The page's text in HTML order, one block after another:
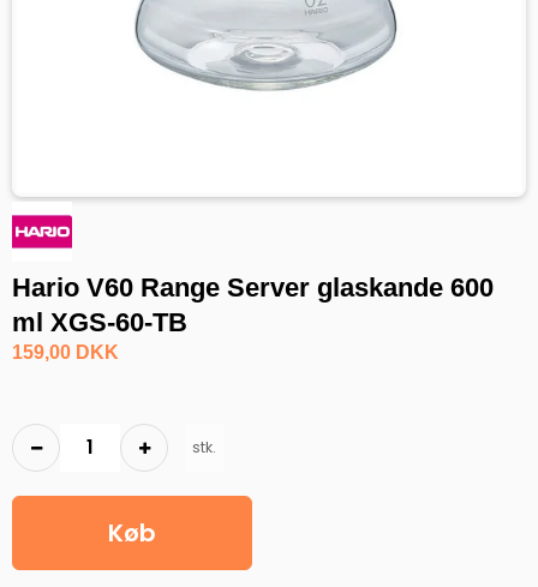
Hario V60 Range Server glaskande 600
ml XGS-60-TB
159,00 DKK
stk.
Køb